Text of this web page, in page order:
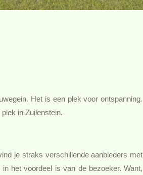
Het is een plek voor ontspanning.
in Zuilenstein.
je straks verschillende aanbieders met
het voordeel is van de bezoeker. Want,